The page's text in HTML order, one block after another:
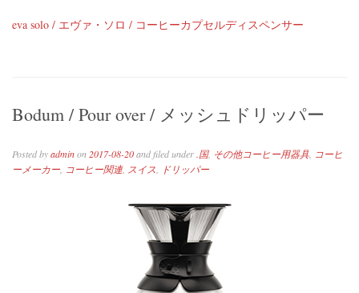
eva solo / エヴァ・ソロ / コーヒーカプセルディスペンサー
Bodum / Pour over / メッシュドリッパー
Posted byadminon 2017-08-20and filed under.国, その他コーヒー用器具 コーヒ
ーメーカー コーヒー関連, スイス ドリッパー